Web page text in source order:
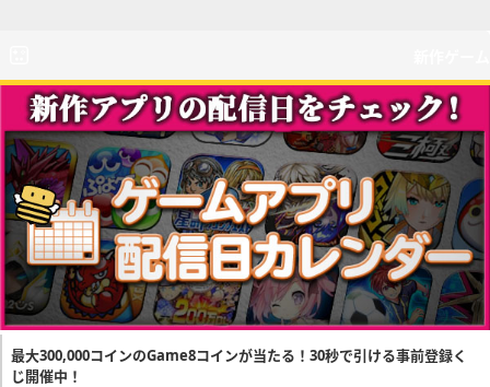
最大300,000コインのGame8コインが当たる！30秒で引ける事前登録く
じ開催中！